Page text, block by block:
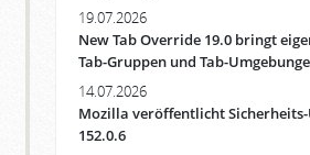
19.07.2026
New Tab Override 19.0 bringt
Tab-Gruppen und Tab-
14.07.2026
Mozilla veröffentlicht
152.0.6